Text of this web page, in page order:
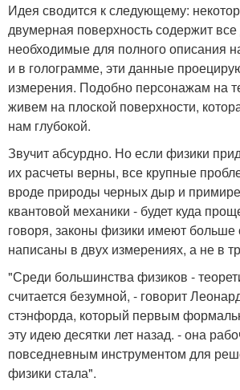
Идея сводится к следующему:
двумерная поверхность содержит
необходимые для полного описания
и в голограмме, эти данные
измерения. Подобно персонажам на
живем на плоской поверхности,
нам глубокой.
Звучит абсурдно. Но если физики
их расчеты верны, все крупные
вроде природы черных дыр и
квантовой механики - будет куда
говоря, законы физики имеют больше
написаны в двух измерениях, а не в
"Среди большинства физиков -
считается безумной, - говорит
стэнфорда, который первым
эту идею десятки лет назад. - она
повседневным инструментом для
физики стала".